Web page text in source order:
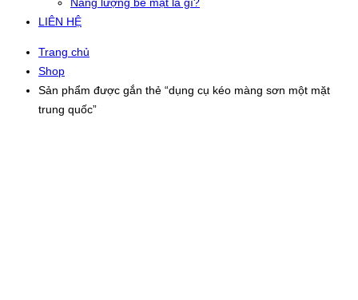
LIÊN HỆ
Trang chủ
Shop
Sản phẩm được gắn thẻ “dụng cụ kéo màng sơn một mặt
trung quốc”